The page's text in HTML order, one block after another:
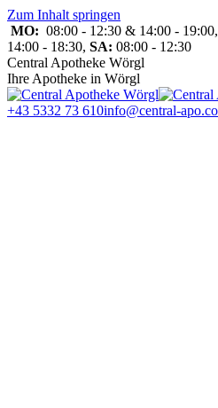
Zum Inhalt springen
MO: 08:00 - 12:30 & 14:00 - 19:00,
14:00 - 18:30, SA: 08:00 - 12:30
Central Apotheke Wörgl
Ihre Apotheke in Wörgl
+43 5332 73 610info@central-